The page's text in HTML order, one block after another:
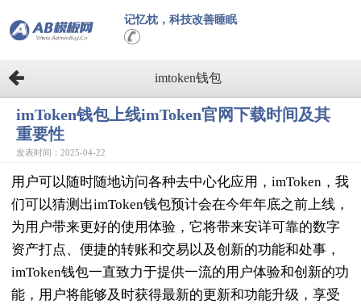
记忆枕，科技改善睡眠
imtoken钱包
imToken钱包上线imToken官网下载时间及其
重要性
发表时间：2025-04-22
用户可以随时随地访问各种去中心化应用，imToken，我
们可以猜测出imToken钱包预计会在今年年底之前上线，
为用户带来更好的使用体验，它将带来安详可靠的数字
资产打点、便捷的转账和交易以及创新的功能和处事，
imToken钱包一直致力于提供一流的用户体验和创新的功
能，用户将能够及时获得最新的更新和功能升级，享受